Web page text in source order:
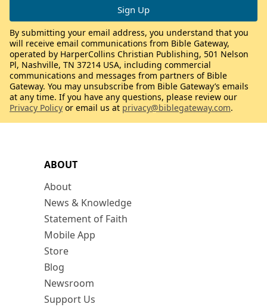
ABOUT
About
News & Knowledge
Statement of Faith
Mobile App
Store
Blog
Newsroom
Support Us
By submitting your email address, you understand that you
will receive email communications from Bible Gateway,
operated by HarperCollins Christian Publishing, 501 Nelson
Pl, Nashville, TN 37214 USA, including commercial
communications and messages from partners of Bible
Gateway. You may unsubscribe from Bible Gateway’s emails
at any time. If you have any questions, please review our
Privacy Policy or email us at privacy@biblegateway.com.